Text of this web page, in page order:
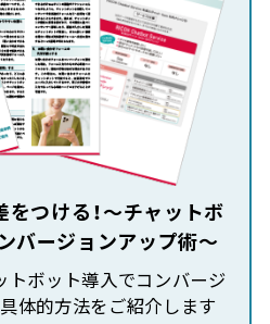
つける！～チャットボ
バージョンアップ術～
トボット導入でコンバージ
体的方法をご紹介します